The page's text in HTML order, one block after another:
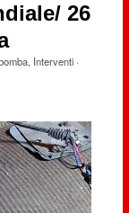
26
, Interventi·